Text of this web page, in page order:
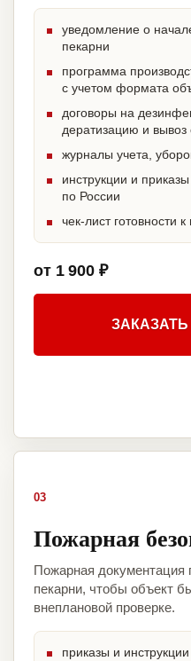
уведомление о
пекарни
программа
с учетом формата
договоры на
дератизацию и вывоз
журналы учета,
инструкции и
по России
чек-лист готовности
от 1 900 ₽
03
Пожарная
Пожарная
пекарни, чтобы объект
внеплановой проверке.
приказы и